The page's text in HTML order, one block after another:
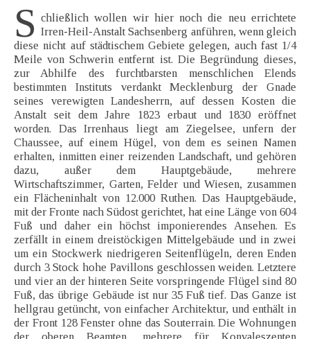
S chließlich wollen wir hier noch die neu errichtete
Irren-Heil-Anstalt Sachsenberg anführen, wenn gleich
diese nicht auf städtischem Gebiete gelegen, auch fast 1/4
Meile von Schwerin entfernt ist. Die Begründung dieses,
zur Abhilfe des furchtbarsten menschlichen Elends
bestimmten Instituts verdankt Mecklenburg der Gnade
seines verewigten Landesherrn, auf dessen Kosten die
Anstalt seit dem Jahre 1823 erbaut und 1830 eröffnet
worden. Das Irrenhaus liegt am Ziegelsee, unfern der
Chaussee, auf einem Hügel, von dem es seinen Namen
erhalten, inmitten einer reizenden Landschaft, und gehören
dazu, außer dem Hauptgebäude, mehrere
Wirtschaftszimmer, Garten, Felder und Wiesen, zusammen
ein Flächeninhalt von 12.000 Ruthen. Das Hauptgebäude,
mit der Fronte nach Südost gerichtet, hat eine Länge von 604
Fuß und daher ein höchst imponierendes Ansehen. Es
zerfällt in einem dreistöckigen Mittelgebäude und in zwei
um ein Stockwerk niedrigeren Seitenflügeln, deren Enden
durch 3 Stock hohe Pavillons geschlossen weiden. Letztere
und vier an der hinteren Seite vorspringende Flügel sind 80
Fuß, das übrige Gebäude ist nur 35 Fuß tief. Das Ganze ist
hellgrau getüncht, von einfacher Architektur, und enthält in
der Front 128 Fenster ohne das Souterrain. Die Wohnungen